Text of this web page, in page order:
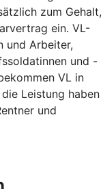
zum Gehalt,
ein. VL-
und Arbeiter,
und -
VL in
Leistung haben
und